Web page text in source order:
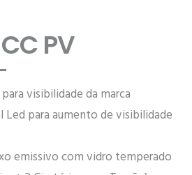
PV
visibilidade da marca
Led para aumento de visibilidade
emissivo com vidro temperado